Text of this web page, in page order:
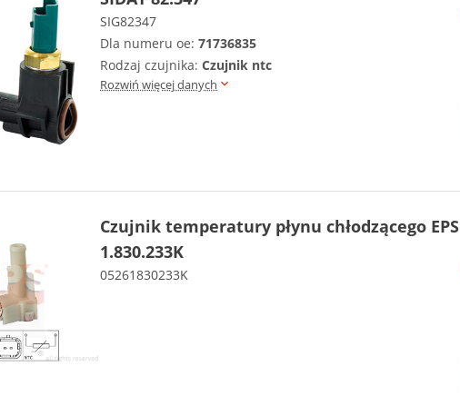
SIG82347
Dla numeru oe: 71736835
Rodzaj czujnika: Czujnik ntc
Rozwiń więcej danych
Czujnik temperatury płynu chłodzącego EPS
1.830.233K
05261830233K